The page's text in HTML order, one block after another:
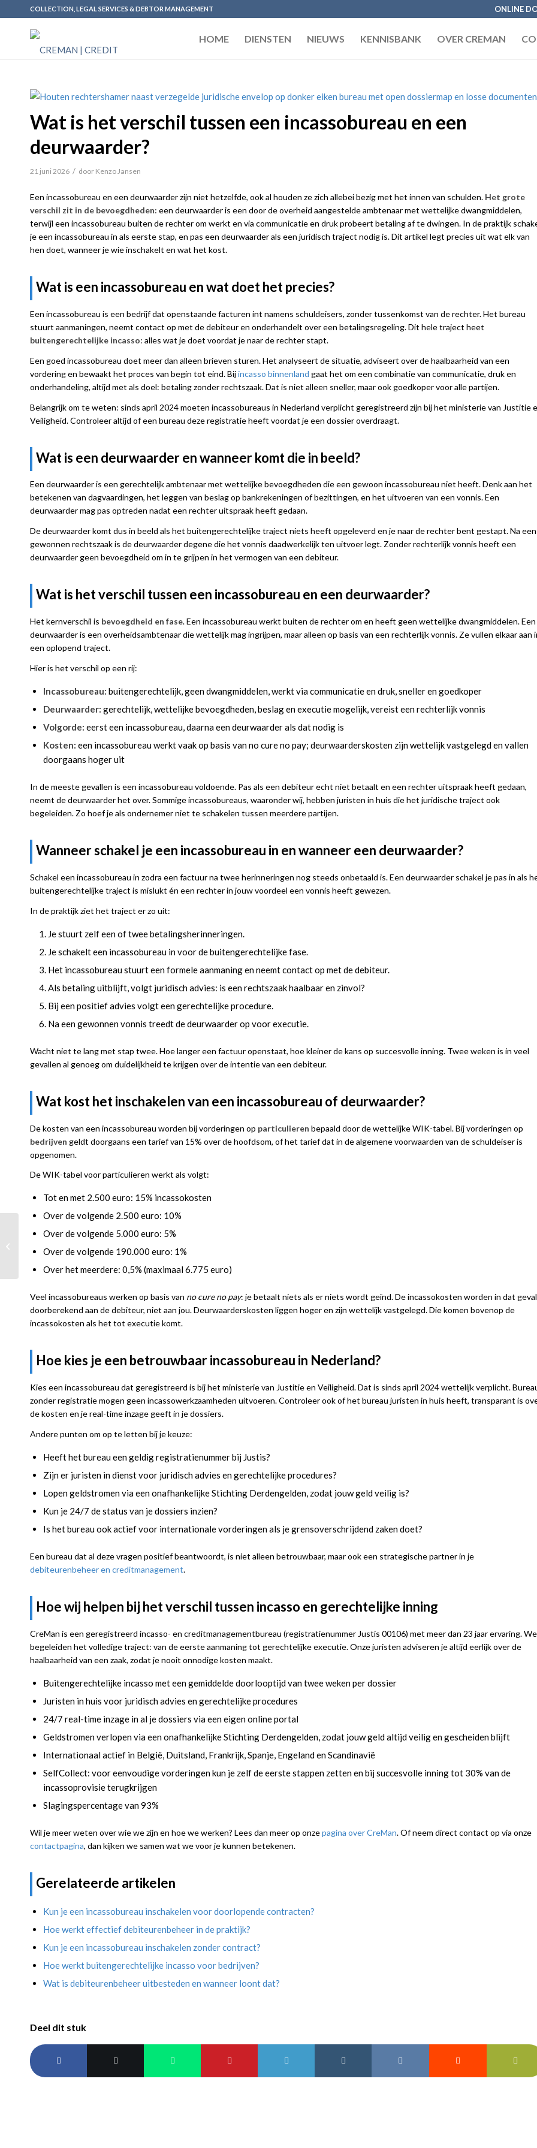
ONLINE
COLLECTION, LEGAL SERVICES & DEBTOR MANAGEMENT
HOME DIENSTEN NIEUWS KENNISBANK OVER CREMAN
Wat is het verschil tussen een incassobureau en een
deurwaarder?
21 juni 2026 / door Kenzo Jansen
Een incassobureau en een deurwaarder zijn niet hetzelfde, ook al houden ze zich allebei bezig met het innen van schulden. Het grote
verschil zit in de bevoegdheden: een deurwaarder is een door de overheid aangestelde ambtenaar met wettelijke dwangmiddelen,
terwijl een incassobureau buiten de rechter om werkt en via communicatie en druk probeert betaling af te dwingen. In de praktijk
je een incassobureau in als eerste stap, en pas een deurwaarder als een juridisch traject nodig is. Dit artikel legt precies uit wat elk van
hen doet, wanneer je wie inschakelt en wat het kost.
Wat is een incassobureau en wat doet het precies?
Een incassobureau is een bedrijf dat openstaande facturen int namens schuldeisers, zonder tussenkomst van de rechter. Het bureau
stuurt aanmaningen, neemt contact op met de debiteur en onderhandelt over een betalingsregeling. Dit hele traject heet
buitengerechtelijke incasso: alles wat je doet voordat je naar de rechter stapt.
Een goed incassobureau doet meer dan alleen brieven sturen. Het analyseert de situatie, adviseert over de haalbaarheid van een
vordering en bewaakt het proces van begin tot eind. Bijincasso binnenland gaat het om een combinatie van communicatie, druk en
onderhandeling, altijd met als doel: betaling zonder rechtszaak. Dat is niet alleen sneller, maar ook goedkoper voor alle partijen.
Belangrijk om te weten: sinds april 2024 moeten incassobureaus in Nederland verplicht geregistreerd zijn bij het ministerie van Justitie
Veiligheid. Controleer altijd of een bureau deze registratie heeft voordat je een dossier overdraagt.
Wat is een deurwaarder en wanneer komt die in beeld?
Een deurwaarder is een gerechtelijk ambtenaar met wettelijke bevoegdheden die een gewoon incassobureau niet heeft. Denk aan het
betekenen van dagvaardingen, het leggen van beslag op bankrekeningen of bezittingen, en het uitvoeren van een vonnis. Een
deurwaarder mag pas optreden nadat een rechter uitspraak heeft gedaan.
De deurwaarder komt dus in beeld als het buitengerechtelijke traject niets heeft opgeleverd en je naar de rechter bent gestapt. Na een
gewonnen rechtszaak is de deurwaarder degene die het vonnis daadwerkelijk ten uitvoer legt. Zonder rechterlijk vonnis heeft een
deurwaarder geen bevoegdheid om in te grijpen in het vermogen van een debiteur.
Wat is het verschil tussen een incassobureau en een deurwaarder?
Het kernverschil is bevoegdheid en fase. Een incassobureau werkt buiten de rechter om en heeft geen wettelijke dwangmiddelen. Een
deurwaarder is een overheidsambtenaar die wettelijk mag ingrijpen, maar alleen op basis van een rechterlijk vonnis. Ze vullen elkaar aan
een oplopend traject.
Hier is het verschil op een rij:
Incassobureau: buitengerechtelijk, geen dwangmiddelen, werkt via communicatie en druk, sneller en goedkoper
Deurwaarder: gerechtelijk, wettelijke bevoegdheden, beslag en executie mogelijk, vereist een rechterlijk vonnis
Volgorde: eerst een incassobureau, daarna een deurwaarder als dat nodig is
Kosten: een incassobureau werkt vaak op basis van no cure no pay; deurwaarderskosten zijn wettelijk vastgelegd en vallen
doorgaans hoger uit
In de meeste gevallen is een incassobureau voldoende. Pas als een debiteur echt niet betaalt en een rechter uitspraak heeft gedaan,
neemt de deurwaarder het over. Sommige incassobureaus, waaronder wij, hebben juristen in huis die het juridische traject ook
begeleiden. Zo hoef je als ondernemer niet te schakelen tussen meerdere partijen.
Wanneer schakel je een incassobureau in en wanneer een deurwaarder?
Schakel een incassobureau in zodra een factuur na twee herinneringen nog steeds onbetaald is. Een deurwaarder schakel je pas in als
buitengerechtelijke traject is mislukt én een rechter in jouw voordeel een vonnis heeft gewezen.
In de praktijk ziet het traject er zo uit:
Je stuurt zelf een of twee betalingsherinneringen.
Je schakelt een incassobureau in voor de buitengerechtelijke fase.
Het incassobureau stuurt een formele aanmaning en neemt contact op met de debiteur.
Als betaling uitblijft, volgt juridisch advies: is een rechtszaak haalbaar en zinvol?
Bij een positief advies volgt een gerechtelijke procedure.
Na een gewonnen vonnis treedt de deurwaarder op voor executie.
Wacht niet te lang met stap twee. Hoe langer een factuur openstaat, hoe kleiner de kans op succesvolle inning. Twee weken is in veel
gevallen al genoeg om duidelijkheid te krijgen over de intentie van een debiteur.
Wat kost het inschakelen van een incassobureau of deurwaarder?
De kosten van een incassobureau worden bij vorderingen op particulieren bepaald door de wettelijke WIK-tabel. Bij vorderingen op
bedrijven geldt doorgaans een tarief van 15% over de hoofdsom, of het tarief dat in de algemene voorwaarden van de schuldeiser is
opgenomen.
De WIK-tabel voor particulieren werkt als volgt:
Tot en met 2.500 euro: 15% incassokosten
Over de volgende 2.500 euro: 10%
Over de volgende 5.000 euro: 5%
Over de volgende 190.000 euro: 1%
Over het meerdere: 0,5% (maximaal 6.775 euro)
Veel incassobureaus werken op basis van no cure no pay: je betaalt niets als er niets wordt geïnd. De incassokosten worden in dat geval
doorberekend aan de debiteur, niet aan jou. Deurwaarderskosten liggen hoger en zijn wettelijk vastgelegd. Die komen bovenop de
incassokosten als het tot executie komt.
Hoe kies je een betrouwbaar incassobureau in Nederland?
Kies een incassobureau dat geregistreerd is bij het ministerie van Justitie en Veiligheid. Dat is sinds april 2024 wettelijk verplicht.
zonder registratie mogen geen incassowerkzaamheden uitvoeren. Controleer ook of het bureau juristen in huis heeft, transparant is
de kosten en je real-time inzage geeft in je dossiers.
Andere punten om op te letten bij je keuze:
Heeft het bureau een geldig registratienummer bij Justis?
Zijn er juristen in dienst voor juridisch advies en gerechtelijke procedures?
Lopen geldstromen via een onafhankelijke Stichting Derdengelden, zodat jouw geld veilig is?
Kun je 24/7 de status van je dossiers inzien?
Is het bureau ook actief voor internationale vorderingen als je grensoverschrijdend zaken doet?
Een bureau dat al deze vragen positief beantwoordt, is niet alleen betrouwbaar, maar ook een strategische partner in je
debiteurenbeheer en creditmanagement.
Hoe wij helpen bij het verschil tussen incasso en gerechtelijke inning
CreMan is een geregistreerd incasso- en creditmanagementbureau (registratienummer Justis 00106) met meer dan 23 jaar ervaring. We
begeleiden het volledige traject: van de eerste aanmaning tot gerechtelijke executie. Onze juristen adviseren je altijd eerlijk over de
haalbaarheid van een zaak, zodat je nooit onnodige kosten maakt.
Buitengerechtelijke incasso met een gemiddelde doorlooptijd van twee weken per dossier
Juristen in huis voor juridisch advies en gerechtelijke procedures
24/7 real-time inzage in al je dossiers via een eigen online portal
Geldstromen verlopen via een onafhankelijke Stichting Derdengelden, zodat jouw geld altijd veilig en gescheiden blijft
Internationaal actief in België, Duitsland, Frankrijk, Spanje, Engeland en Scandinavië
SelfCollect: voor eenvoudige vorderingen kun je zelf de eerste stappen zetten en bij succesvolle inning tot 30% van de
incassoprovisie terugkrijgen
Slagingspercentage van 93%
Wil je meer weten over wie we zijn en hoe we werken? Lees dan meer op onzepagina over CreMan. Of neem direct contact op via onze
contactpagina, dan kijken we samen wat we voor je kunnen betekenen.
Gerelateerde artikelen
Kun je een incassobureau inschakelen voor doorlopende contracten?
Hoe werkt effectief debiteurenbeheer in de praktijk?
Kun je een incassobureau inschakelen zonder contract?
Hoe werkt buitengerechtelijke incasso voor bedrijven?
Wat is debiteurenbeheer uitbesteden en wanneer loont dat?
Deel dit stuk
klant beweert dat hij de
factuur nooit heeft
besteld?